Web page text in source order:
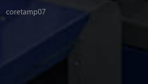
coretamp07